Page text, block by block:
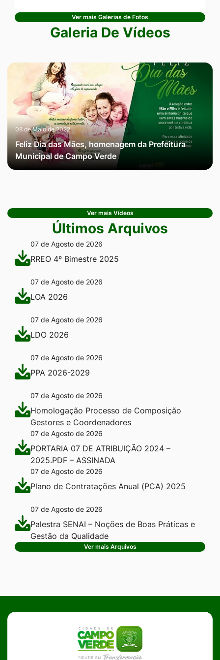
Ver mais Galerias de Fotos
Galeria De Vídeos
08 de Maio de 2022
Feliz Dia das Mães, homenagem da Prefeitura
Municipal de Campo Verde
Ver mais Vídeos
Últimos Arquivos
07 de Agosto de 2026
RREO 4º Bimestre 2025
07 de Agosto de 2026
LOA 2026
07 de Agosto de 2026
LDO 2026
07 de Agosto de 2026
PPA 2026-2029
07 de Agosto de 2026
Homologação Processo de Composição
Gestores e Coordenadores
07 de Agosto de 2026
PORTARIA 07 DE ATRIBUIÇÃO 2024 –
2025.PDF – ASSINADA
07 de Agosto de 2026
Plano de Contratações Anual (PCA) 2025
07 de Agosto de 2026
Palestra SENAI – Noções de Boas Práticas e
Gestão da Qualidade
Ver mais Arquivos